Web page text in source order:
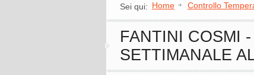
Sei qui: Home Controllo
FANTINI COSMI
SETTIMANALE